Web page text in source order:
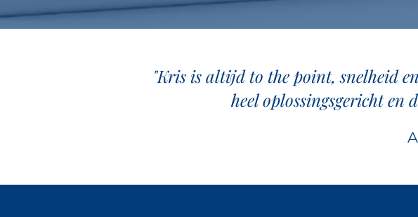
"Kris is altijd to the point, snelheid
heel oplossingsgericht